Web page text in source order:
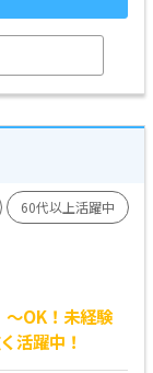
60代以上活躍中
～OK！未経験
活躍中！